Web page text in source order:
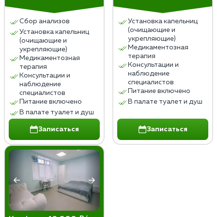
вмешательства или госпитализации.
Лечение пивного алкоголизма в домашних условиях
не заменяет профессиональной медицинской и
психологической помощи, которая необходима для
эффективного и безопасного лечения.
Сбор анализов
Установка капельниц
(очищающие и
укрепляющие)
Медикаментозная
терапия
Консультации и
наблюдение
специалистов
Питание включено
В палате туалет и душ
Записаться
Установка капельниц
(очищающие и
укрепляющие)
Медикаментозная
терапия
Консультации и
наблюдение
специалистов
Питание включено
В палате туалет и душ
Записаться